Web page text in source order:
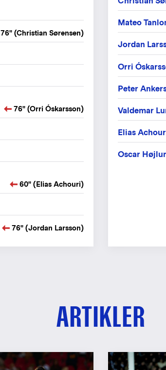
76" (Christian Sørensen)
76" (Orri Óskarsson)
60" (Elias Achouri)
76" (Jordan Larsson)
Mateo
Jordan
Orri
Peter
Valdemar
Elias
Oscar
ARTIKLER